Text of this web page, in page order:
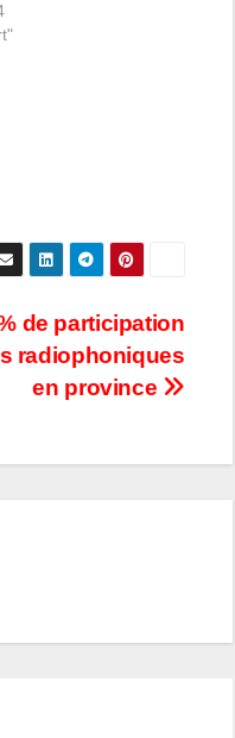
de participation
radiophoniques
en province